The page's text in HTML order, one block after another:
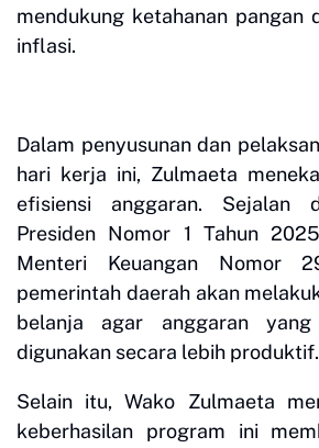
mendukung ketahanan pangan
inflasi.
Dalam penyusunan dan
hari kerja ini, Zulmaeta
efisiensi anggaran. Sejalan
Presiden Nomor 1 Tahun
Menteri Keuangan Nomor
pemerintah daerah akan
belanja agar anggaran
digunakan secara lebih produktif.
Selain itu, Wako Zulmaeta
keberhasilan program ini